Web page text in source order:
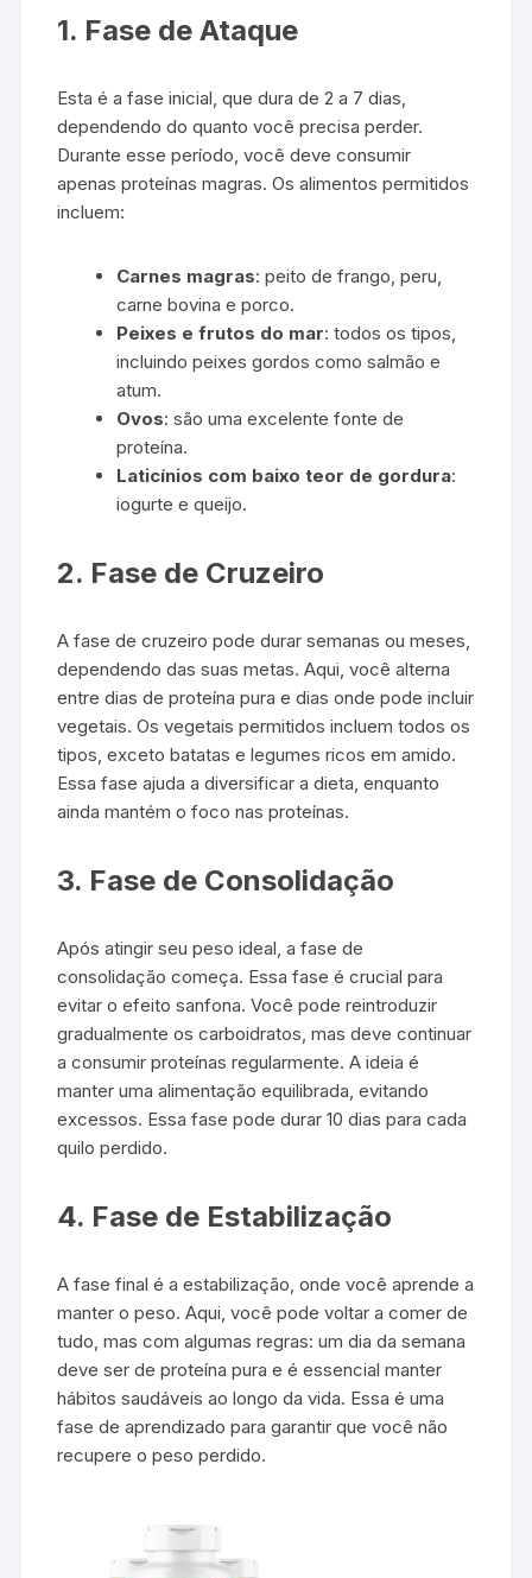
1. Fase de Ataque
Esta é a fase inicial, que dura de 2 a 7 dias,
dependendo do quanto você precisa perder.
Durante esse período, você deve consumir
apenas proteínas magras. Os alimentos permitidos
incluem:
Carnes magras: peito de frango, peru,
carne bovina e porco.
Peixes e frutos do mar: todos os tipos,
incluindo peixes gordos como salmão e
atum.
Ovos: são uma excelente fonte de
proteína.
Laticínios com baixo teor de gordura:
iogurte e queijo.
2. Fase de Cruzeiro
A fase de cruzeiro pode durar semanas ou meses,
dependendo das suas metas. Aqui, você alterna
entre dias de proteína pura e dias onde pode incluir
vegetais. Os vegetais permitidos incluem todos os
tipos, exceto batatas e legumes ricos em amido.
Essa fase ajuda a diversificar a dieta, enquanto
ainda mantém o foco nas proteínas.
3. Fase de Consolidação
Após atingir seu peso ideal, a fase de
consolidação começa. Essa fase é crucial para
evitar o efeito sanfona. Você pode reintroduzir
gradualmente os carboidratos, mas deve continuar
a consumir proteínas regularmente. A ideia é
manter uma alimentação equilibrada, evitando
excessos. Essa fase pode durar 10 dias para cada
quilo perdido.
4. Fase de Estabilização
A fase final é a estabilização, onde você aprende a
manter o peso. Aqui, você pode voltar a comer de
tudo, mas com algumas regras: um dia da semana
deve ser de proteína pura e é essencial manter
hábitos saudáveis ao longo da vida. Essa é uma
fase de aprendizado para garantir que você não
recupere o peso perdido.